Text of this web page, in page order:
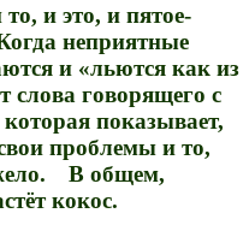
и это, и пятое-
неприятные
и «льются как из
слова говорящего с
показывает,
проблемы и то,
В общем,
кокос.